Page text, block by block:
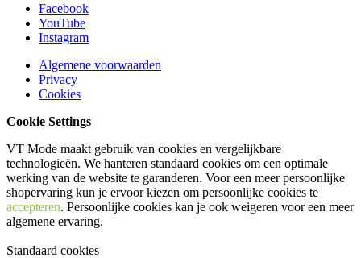
Facebook
YouTube
Instagram
Algemene voorwaarden
Privacy
Cookies
Cookie Settings
VT Mode maakt gebruik van cookies en vergelijkbare
technologieën. We hanteren standaard cookies om een optimale
werking van de website te garanderen. Voor een meer persoonlijke
shopervaring kun je ervoor kiezen om persoonlijke cookies te
accepteren. Persoonlijke cookies kan je ook weigeren voor een meer
algemene ervaring.
Standaard cookies